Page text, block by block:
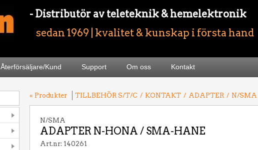
- Distributör av teleteknik & hemelektronik
sedan 1969 | kvalitet & kunskap i första hand
Återförsäljare/Kund Support Om oss Kontakt
« Produkter TILLBEHÖR S/T/C / KONTAKT / ADAPTER / N/SMA
N/SMA
ADAPTER N-HONA / SMA-HANE
Art.nr: 140261